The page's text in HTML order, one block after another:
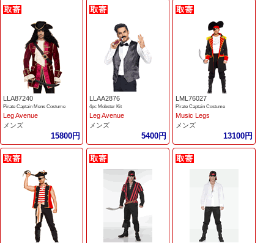
LLA87240
Pirate Captain Mens Costume
Leg Avenue
メンズ
15800円
LLAA2876
4pc Mobster Kit
Leg Avenue
メンズ
5400円
LML76027
Pirate Captain Costume
Music Legs
メンズ
13100円